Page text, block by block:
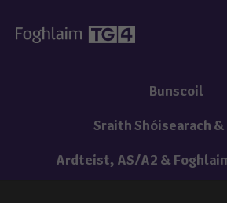
Bunscoil
Sraith Shóisearach &
Ardteist, AS/A2 &